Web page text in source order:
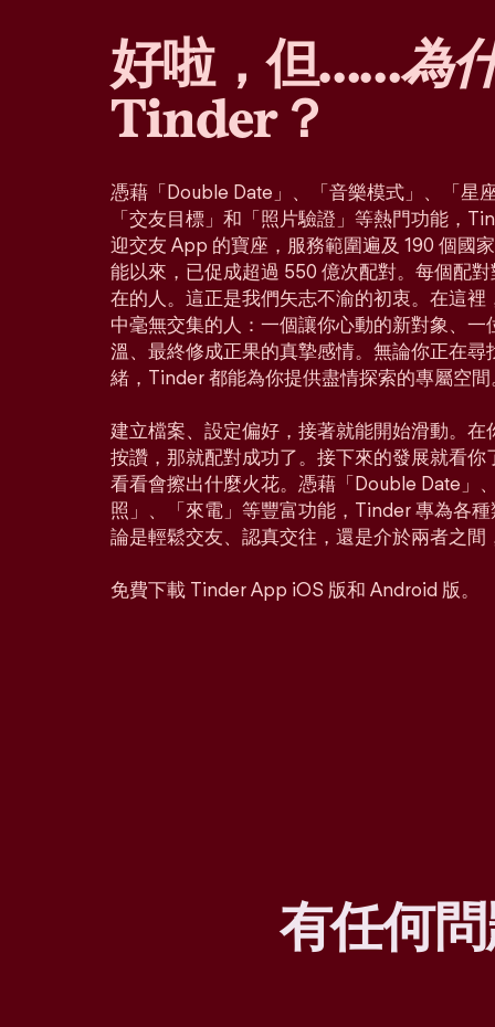
好啦，但……為
Tinder？
憑藉「Double Date」、「音樂模式」、「星
「交友目標」和「照片驗證」等熱門功能，
迎交友 App 的寶座，服務範圍遍及 190 個國
能以來，已促成超過 550 億次配對。每個配
在的人。這正是我們矢志不渝的初衷。在這
中毫無交集的人：一個讓你心動的新對象、
溫、最終修成正果的真摯感情。無論你正在
緒，Tinder 都能為你提供盡情探索的專屬空間
建立檔案、設定偏好，接著就能開始滑動。
按讚，那就配對成功了。接下來的發展就看
看看會擦出什麼火花。憑藉「Double Date」
照」、「來電」等豐富功能，Tinder 專為各
論是輕鬆交友、認真交往，還是介於兩者之間
免費下載 Tinder App iOS 版和 Android 版。
有任何